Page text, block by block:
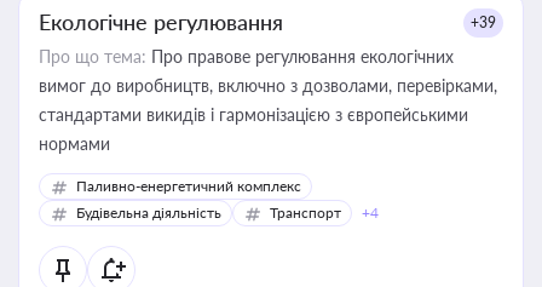
Екологічне регулювання +39
Про що тема: Про правове регулювання екологічних
вимог до виробництв, включно з дозволами, перевірками,
стандартами викидів і гармонізацією з європейськими
нормами
Паливно-енергетичний комплекс
Будівельна діяльність
Транспорт +4